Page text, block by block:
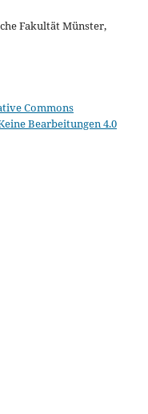
Fakultät Münster,
Commons
Bearbeitungen 4.0